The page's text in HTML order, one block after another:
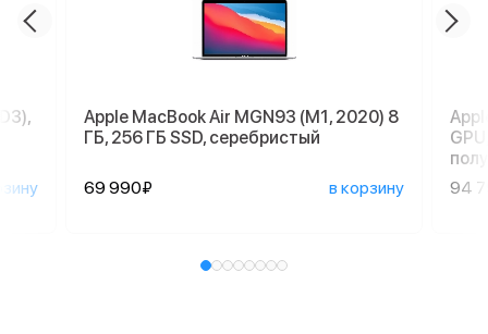
Apple MacBook Air MGN93 (M1, 2020) 8
ГБ, 256 ГБ SSD, серебристый
69 990₽ в корзину
94